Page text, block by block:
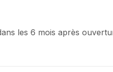
les 6 mois après